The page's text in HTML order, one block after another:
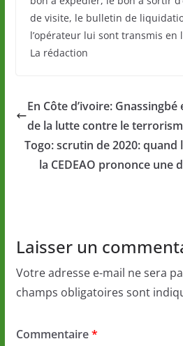
de visite, le bulletin de
l’opérateur lui sont transmis en
La rédaction
En Côte d’ivoire:
de la lutte contre le
Togo: scrutin de 2020: quand
la CEDEAO prononce une
Laisser un
Votre adresse e-mail ne sera
champs obligatoires sont
Commentaire*